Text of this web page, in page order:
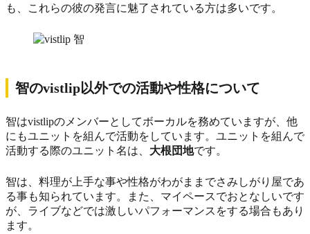
も、これらの彼の発言に魅了されている方は多いです。
智のvistlip以外での活動や性格について
智はvistlipのメンバーとしてボーカルを務めていますが、他
にもユニットを組んで活動をしています。ユニットを組んで
活動する際のユニット名は、 大根団地です。
智は、 料理が上手な事や性格がわがままでさみしがり屋であ
る事も知られています。また、マイペースでおとなしいです
が、ライブなどでは激しいパフォーマンスをする場合もあり
ます。